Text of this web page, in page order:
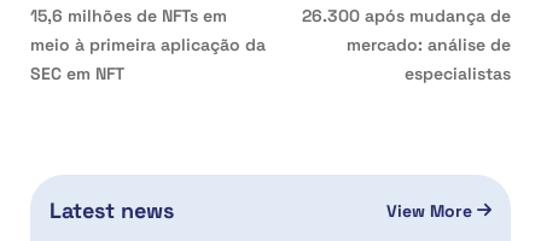
15,6 milhões de NFTs em
meio à primeira aplicação da
SEC em NFT
26.300 após mudança de
mercado: análise de
especialistas
Latest news View More